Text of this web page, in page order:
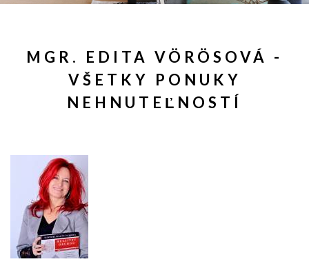
MGR. EDITA VÖRÖSOVÁ -
VŠETKY PONUKY
NEHNUTEĽNOSTÍ